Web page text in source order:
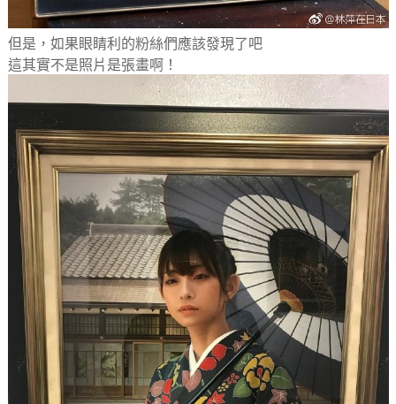
但是，如果眼睛利的粉絲們應該發現了吧
這其實不是照片是張畫啊！